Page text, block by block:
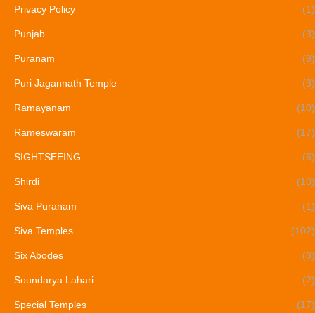
Privacy Policy (1)
Punjab (3)
Puranam (9)
Puri Jagannath Temple (3)
Ramayanam (10)
Rameswaram (17)
SIGHTSEEING (6)
Shirdi (10)
Siva Puranam (1)
Siva Temples (102)
Six Abodes (8)
Soundarya Lahari (2)
Special Temples (17)